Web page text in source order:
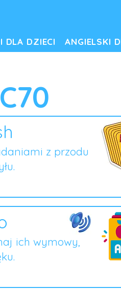
DLA DZIECI ANGIELSKI
z przodu
ich wymowy,